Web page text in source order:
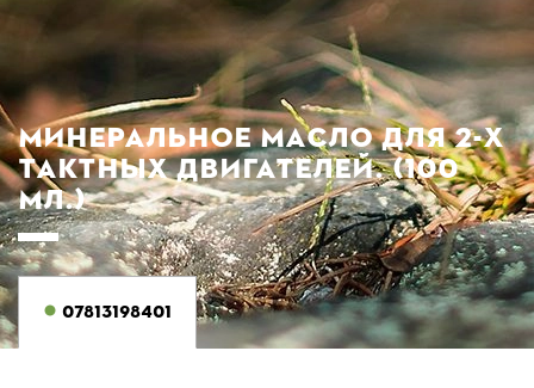
МИНЕРАЛЬНОЕ МАСЛО ДЛЯ 2-Х
ТАКТНЫХ ДВИГАТЕЛЕЙ. (100
МЛ.)
07813198401